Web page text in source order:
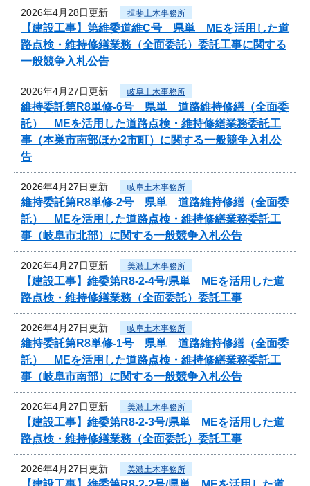
2026年4月28日更新 揖斐土木事務所
【建設工事】第維委道維C号 県単 MEを活用した道
路点検・維持修繕業務（全面委託）委託工事に関する
一般競争入札公告
2026年4月27日更新 岐阜土木事務所
維持委託第R8単修-6号 県単 道路維持修繕（全面委
託） MEを活用した道路点検・維持修繕業務委託工
事（本巣市南部ほか2市町）に関する一般競争入札公
告
2026年4月27日更新 岐阜土木事務所
維持委託第R8単修-2号 県単 道路維持修繕（全面委
託） MEを活用した道路点検・維持修繕業務委託工
事（岐阜市北部）に関する一般競争入札公告
2026年4月27日更新 美濃土木事務所
【建設工事】維委第R8-2-4号/県単 MEを活用した道
路点検・維持修繕業務（全面委託）委託工事
2026年4月27日更新 岐阜土木事務所
維持委託第R8単修-1号 県単 道路維持修繕（全面委
託） MEを活用した道路点検・維持修繕業務委託工
事（岐阜市南部）に関する一般競争入札公告
2026年4月27日更新 美濃土木事務所
【建設工事】維委第R8-2-3号/県単 MEを活用した道
路点検・維持修繕業務（全面委託）委託工事
2026年4月27日更新 美濃土木事務所